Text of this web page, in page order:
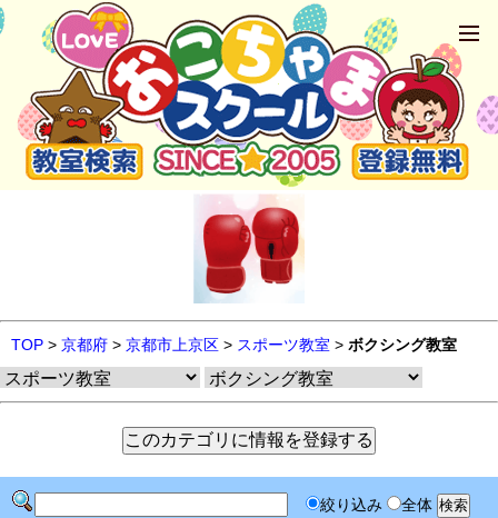
TOP > 京都府 > 京都市上京区 > スポーツ教室 > ボクシング教室
絞り込み 全体